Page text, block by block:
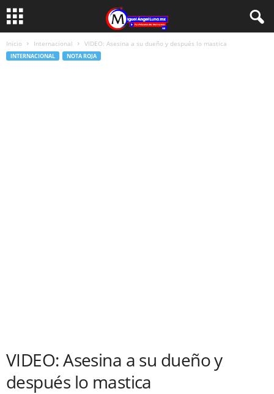
Inicio Internacional VIDEO: Asesina a su dueño y después lo mastica
INTERNACIONAL NOTA ROJA
VIDEO: Asesina a su dueño y
después lo mastica